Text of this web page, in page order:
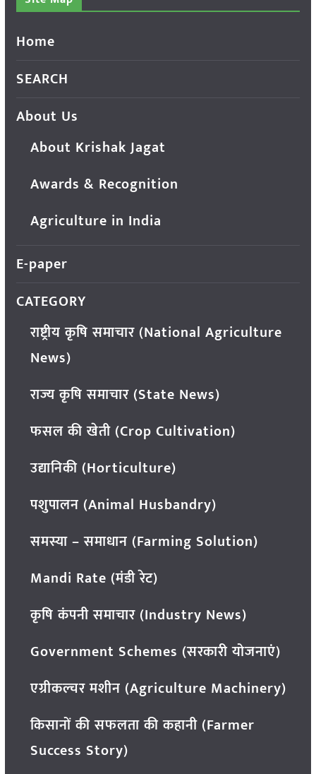
Home
SEARCH
About Us
About Krishak Jagat
Awards & Recognition
Agriculture in India
E-paper
CATEGORY
राष्ट्रीय कृषि समाचार (National Agriculture
News)
राज्य कृषि समाचार (State News)
फसल की खेती (Crop Cultivation)
उद्यानिकी (Horticulture)
पशुपालन (Animal Husbandry)
समस्या – समाधान (Farming Solution)
Mandi Rate (मंडी रेट)
कृषि कंपनी समाचार (Industry News)
Government Schemes (सरकारी योजनाएं)
एग्रीकल्चर मशीन (Agriculture Machinery)
किसानों की सफलता की कहानी (Farmer
Success Story)